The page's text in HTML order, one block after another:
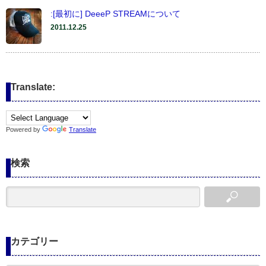
:[最初に] DeeeP STREAMについて
2011.12.25
Translate:
Powered by Translate
検索
カテゴリー